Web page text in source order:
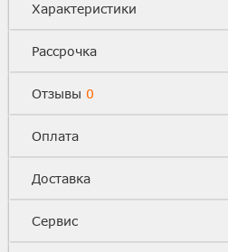
Характеристики
Рассрочка
Отзывы 0
Оплата
Доставка
Сервис